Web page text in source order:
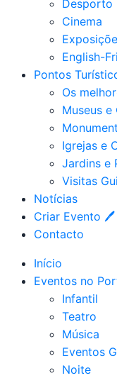
Desporto
Cinema
English-
Pontos
Os
Museus e
Igrejas e
Jardins e
Visitas
Notícias
Criar Evento 🖊
Contacto
Início
Eventos no
Infantil
Teatro
Música
Eventos
Noite